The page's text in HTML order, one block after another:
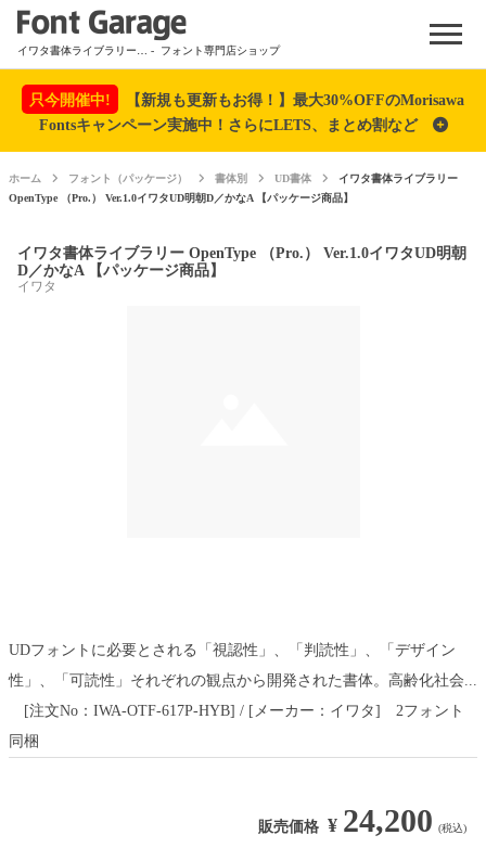
Menu
- フォント専門店ショップ
只今開催中!
【新規も更新もお得！】最大30%OFFのMorisawa
Fontsキャンペーン実施中！さらにLETS、まとめ割など
ホーム フォント（パッケージ） 書体別 UD書体
イワタ書体ライブラリー
OpenType （Pro.） Ver.1.0イワタUD明朝D／かなA 【パッケージ商品】
イワタ書体ライブラリー OpenType （Pro.） Ver.1.0イワタUD明朝
D／かなA 【パッケージ商品】
イワタ
UDフォントに必要とされる「視認性」、「判読性」、「デザイン
性」、「可読性」それぞれの観点から開発された書体。高齢化社会...
[注文No：IWA-OTF-617P-HYB] / [メーカー：イワタ] 2フォント
同梱
販売価格 ¥ 24,200 (税込)